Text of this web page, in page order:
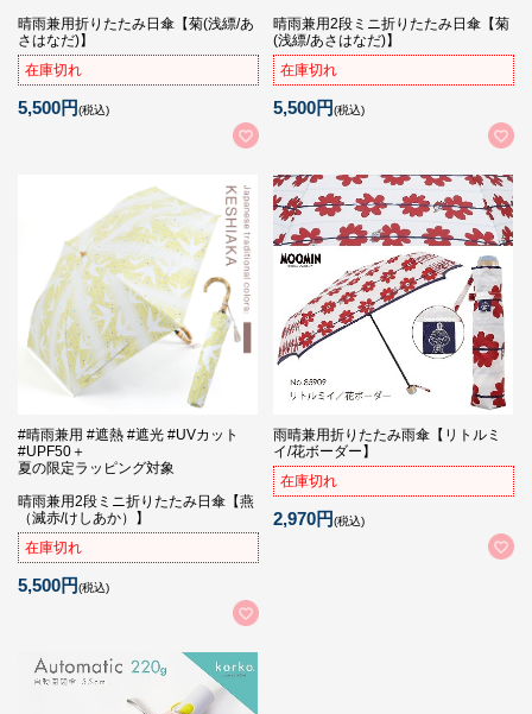
晴雨兼用折りたたみ日傘【菊(浅縹/あ
さはなだ)】
在庫切れ
5,500円(税込)
晴雨兼用2段ミニ折りたたみ日傘【菊
(浅縹/あさはなだ)】
在庫切れ
5,500円(税込)
#晴雨兼用 #遮熱 #遮光 #UVカット
#UPF50＋
夏の限定ラッピング対象
晴雨兼用2段ミニ折りたたみ日傘【燕
（滅赤/けしあか）】
在庫切れ
5,500円(税込)
雨晴兼用折りたたみ雨傘【リトルミ
イ/花ボーダー】
在庫切れ
2,970円(税込)